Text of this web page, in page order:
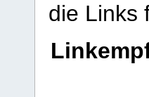
die Links